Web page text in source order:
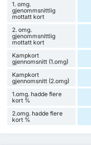
1. omg.
gjenommsnittlig
mottatt kort
2. omg.
gjenommsnittlig
mottatt kort
Kampkort
gjennomsnitt (1.omg)
Kampkort
gjennomsnitt (2.omg)
1.omg. hadde flere
kort %
2.omg. hadde flere
kort %